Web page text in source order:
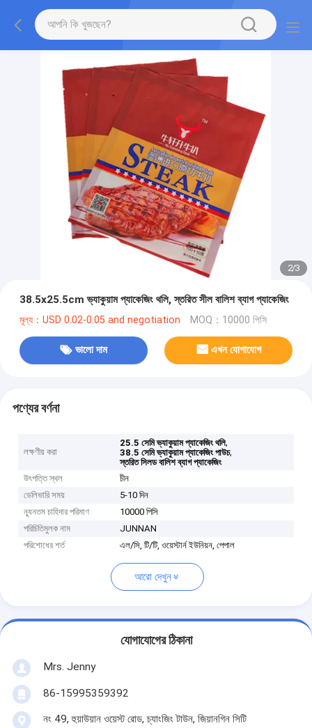
2/3
38.5x25.5cm ভ্যাকুয়াম প্যাকেজিং থলি, স্তরিত সীল বালিশ ব্যাগ প্যাকেজিং
মূল্য：USD 0.02-0.05 and negotiation MOQ：10000 পিসি
ভালো দাম এখন যোগাযোগ
পণ্যের বর্ণনা
লক্ষণীয় করা
25.5 সেমি ভ্যাকুয়াম প্যাকেজিং থলি,
38.5 সেমি ভ্যাকুয়াম প্যাকেজিং পাউচ,
স্তরিত সিলড বালিশ ব্যাগ প্যাকেজিং
উৎপত্তি স্থল
চীন
ডেলিভারি সময়
5-10 দিন
ন্যূনতম চাহিদার পরিমাণ
10000 পিসি
পরিচিতিমুলক নাম
JUNNAN
পরিশোধের শর্ত
এল/সি, টি/টি, ওয়েস্টার্ন ইউনিয়ন, পেপাল
আরো দেখুন
যোগাযোগের ঠিকানা
Mrs. Jenny
86-15995359392
নং 49, হুয়াউয়ান ওয়েস্ট রোড, চ্যাংজিং টাউন, জিয়ানগিন সিটি